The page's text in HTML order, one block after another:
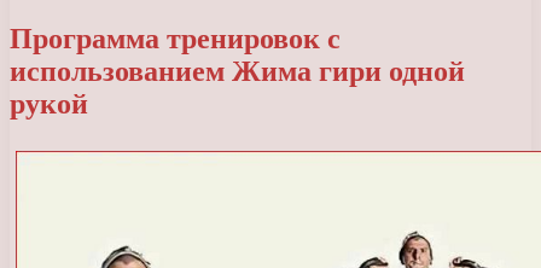
Программа тренировок с
использованием Жима гири одной
рукой